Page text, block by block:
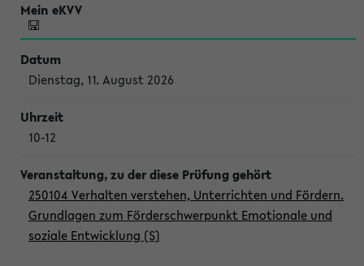
Dienstag, 11. August 2026
10-12
250104 Verhalten verstehen, Unterrichten und Fördern.
Grundlagen zum Förderschwerpunkt Emotionale und
soziale Entwicklung (S)